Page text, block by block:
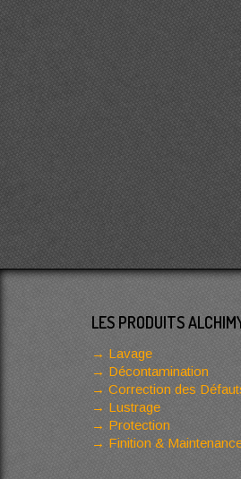
LES PRODUITS
Lavage
Décontamination
Correction des
Lustrage
Protection
Finition &